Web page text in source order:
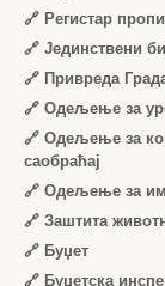
🔗 Регистар
🔗 Јединствени
🔗 Привреда
🔗 Одељење за
🔗 Одељење за
саобраћај
🔗 Одељење за
🔗 Заштита
🔗 Буџет
🔗 Буџетска